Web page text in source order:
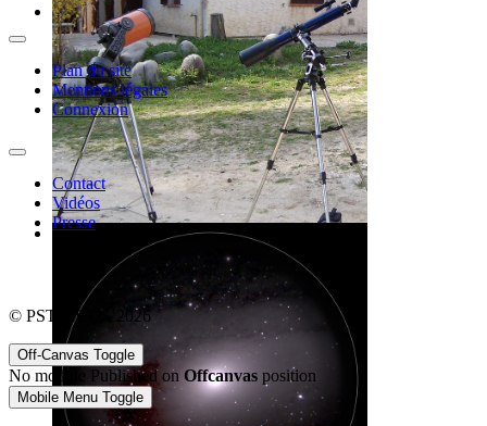
Plan du site
Mentions légales
Connexion
Contact
Vidéos
Presse
© PSTJ 1992 - 2026
Off-Canvas Toggle
No module Published on Offcanvas position
Mobile Menu Toggle